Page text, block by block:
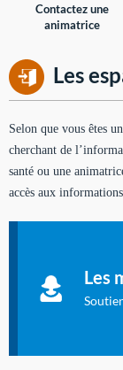
Contactez une
animatrice
Les
Selon que vous êtes
cherchant de
santé ou une
accès aux
Les
à allaiter et
concernent